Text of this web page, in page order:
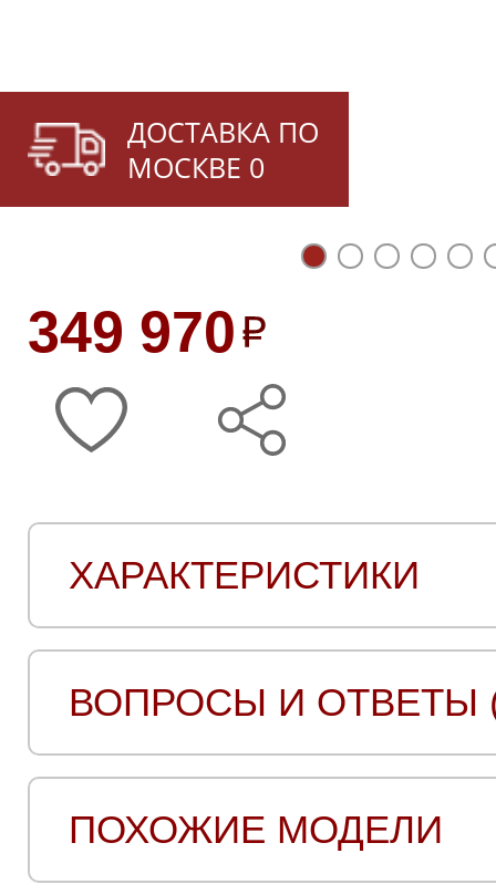
ДОСТАВКА ПО
МОСКВЕ 0
349 970
ХАРАКТЕРИСТИКИ
ВОПРОСЫ И ОТВЕТЫ
ПОХОЖИЕ МОДЕЛИ